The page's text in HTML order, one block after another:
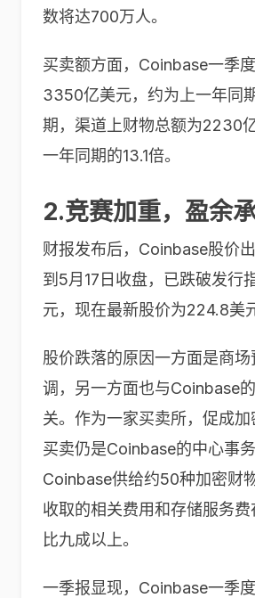
数将达700万人。
买卖额方面，Coinbase一季
3350亿美元，约为上一年同
期，渠道上财物总额为2230
一年同期的13.1倍。
2.竞赛加重，盈余
财报发布后，Coinbase股价出
到5月17日收盘，已跌破发行
元，现在最新股价为224.8美
股价跌落的原因一方面是商场
调，另一方面也与Coinbase
关。作为一家买卖所，促成
买卖仍是Coinbase的中心事务
Coinbase供给约50种加密财
收取的相关费用和存储服务
比九成以上。
一季报显现，Coinbase一季